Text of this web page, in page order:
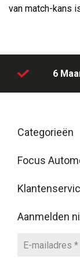
van match-kans
6
Categorieën
Focus
Aanmelden